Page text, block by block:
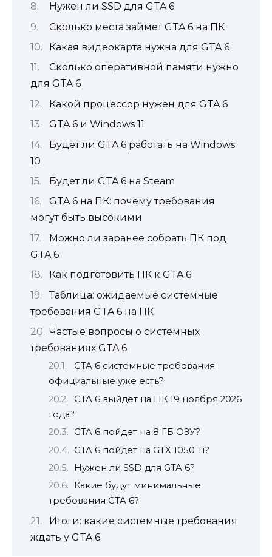
Нужен ли SSD для GTA 6
Сколько места займет GTA 6 на ПК
Какая видеокарта нужна для GTA 6
Сколько оперативной памяти нужно
для GTA 6
Какой процессор нужен для GTA 6
GTA 6 и Windows 11
Будет ли GTA 6 работать на Windows
10
Будет ли GTA 6 на Steam
GTA 6 на ПК: почему требования
могут быть высокими
Можно ли заранее собрать ПК под
GTA 6
Как подготовить ПК к GTA 6
Таблица: ожидаемые системные
требования GTA 6 на ПК
Частые вопросы о системных
требованиях GTA 6
GTA 6 системные требования
официальные уже есть?
GTA 6 выйдет на ПК 19 ноября 2026
года?
GTA 6 пойдет на 8 ГБ ОЗУ?
GTA 6 пойдет на GTX 1050 Ti?
Нужен ли SSD для GTA 6?
Какие будут минимальные
требования GTA 6?
Итоги: какие системные требования
ждать у GTA 6